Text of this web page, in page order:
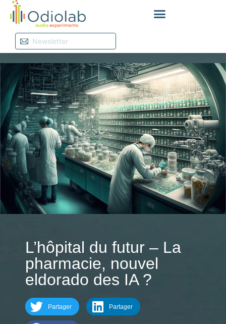
L’hôpital du futur – La
pharmacie, nouvel
eldorado des IA ?
Partager Partager